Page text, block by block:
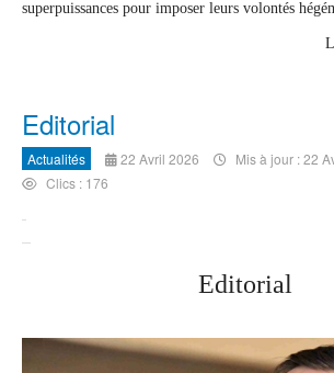
superpuissances pour imposer leurs volontés
Editorial
Actualités 22 Avril 2026
Mis à jour : 22
Clics : 176
Editorial